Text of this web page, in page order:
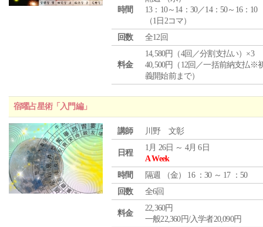
時間
13：10～14：30／14：50～16：10
（1日2コマ）
回数
全12回
料金
14,580円（4回／分割支払い）×3
40,500円（12回／一括前納支払※
義開始前まで）
宿曜占星術「入門編」
講師 川野 文彰
日程
1月 26日 ～ 4月 6日
A Week
時間
隔週 （金） 16 ：30 ～ 17 ：50
回数
全6回
料金
22,360円
一般22,360円/入学者20,090円